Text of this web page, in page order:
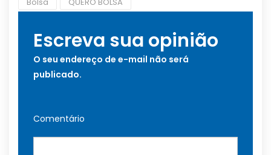
Escreva sua opinião
O seu endereço de e-mail não será
publicado.
Comentário